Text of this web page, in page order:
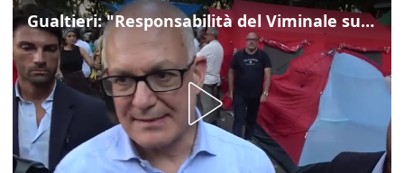
Gualtieri: "Responsabilità del Viminale su Spin Time? La posizione dei partiti è nota"